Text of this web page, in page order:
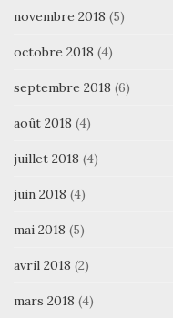
novembre 2018 (5)
octobre 2018 (4)
septembre 2018 (6)
août 2018 (4)
juillet 2018 (4)
juin 2018 (4)
mai 2018 (5)
avril 2018 (2)
mars 2018 (4)